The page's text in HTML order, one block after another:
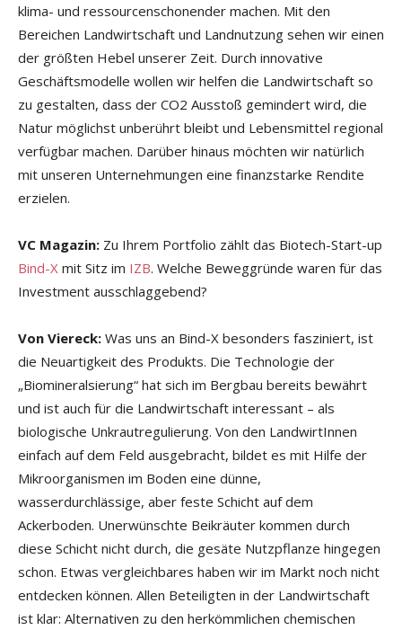
klima- und ressourcenschonender machen. Mit den
Bereichen Landwirtschaft und Landnutzung sehen wir einen
der größten Hebel unserer Zeit. Durch innovative
Geschäftsmodelle wollen wir helfen die Landwirtschaft so
zu gestalten, dass der CO2 Ausstoß gemindert wird, die
Natur möglichst unberührt bleibt und Lebensmittel regional
verfügbar machen. Darüber hinaus möchten wir natürlich
mit unseren Unternehmungen eine finanzstarke Rendite
erzielen.
VC Magazin: Zu Ihrem Portfolio zählt das Biotech-Start-up
Bind-X mit Sitz im IZB. Welche Beweggründe waren für das
Investment ausschlaggebend?
Von Viereck: Was uns an Bind-X besonders fasziniert, ist
die Neuartigkeit des Produkts. Die Technologie der
„Biomineralsierung“ hat sich im Bergbau bereits bewährt
und ist auch für die Landwirtschaft interessant – als
biologische Unkrautregulierung. Von den LandwirtInnen
einfach auf dem Feld ausgebracht, bildet es mit Hilfe der
Mikroorganismen im Boden eine dünne,
wasserdurchlässige, aber feste Schicht auf dem
Ackerboden. Unerwünschte Beikräuter kommen durch
diese Schicht nicht durch, die gesäte Nutzpflanze hingegen
schon. Etwas vergleichbares haben wir im Markt noch nicht
entdecken können. Allen Beteiligten in der Landwirtschaft
ist klar: Alternativen zu den herkömmlichen chemischen